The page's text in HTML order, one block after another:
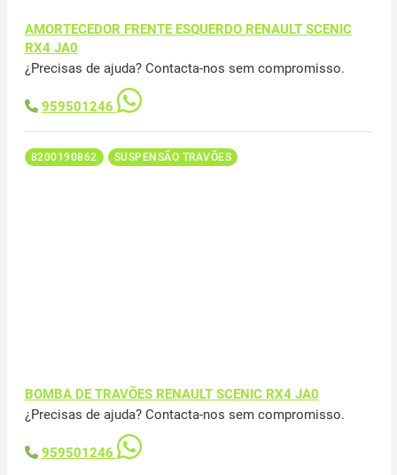
AMORTECEDOR FRENTE ESQUERDO RENAULT SCENIC
RX4 JA0
¿Precisas de ajuda? Contacta-nos sem compromisso.
959501246
8200190862 SUSPENSÃO TRAVÕES
BOMBA DE TRAVÕES RENAULT SCENIC RX4 JA0
¿Precisas de ajuda? Contacta-nos sem compromisso.
959501246